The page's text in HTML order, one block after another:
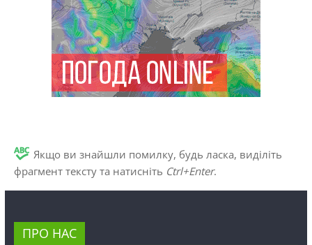
Якщо ви знайшли помилку, будь ласка, виділіть
фрагмент тексту та натисніть Ctrl+Enter.
ПРО НАС